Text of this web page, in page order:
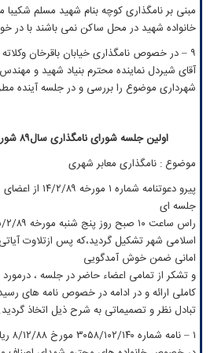
مبنی بر نامگذاری کوچه بنام شهید مسلم شکیبا
خانواده شهید در محل ساکن نمی باشند با در
۹ – در خصوص نامگذاری خیابان باقرخان
آقای شیردل نماینده محترم بنیاد شهید و
شهرداری موضوع را بررسی و در جلسه آینده
اولین جلسه شورای نامگذاری سال۸۹ شورای اسلامی شهر بجنورد
موضوع : نامگذاری معابر شهری
پیرو دعوتنامه
جلسه ای
اسلامی شهر تشکیل گردید،که پس ازتلاوت
امانی ضمن خوش آمدگویی
و تشکر از تمامی اعضاء حاضر در جلسه ،
کاملی ارائه و در ادامه در خصوص نامه های
تبادل نظر و تصمیماتی به شرح ذیل اتخاذ گردید.
۱ –